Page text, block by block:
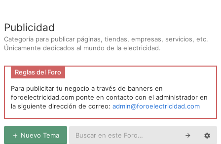
Publicidad
Categoría para publicar páginas, tiendas, empresas, servicios, etc.
Únicamente dedicados al mundo de la electricidad.
Reglas del Foro
Para publicitar tu negocio a través de banners en
foroelectricidad.com ponte en contacto con el administrador en
la siguiente dirección de correo: admin@foroelectricidad.com
Nuevo Tema